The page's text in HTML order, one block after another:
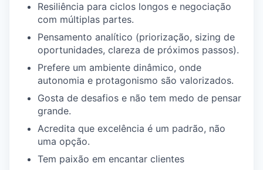
Resiliência para ciclos longos e negociação
com múltiplas partes.
Pensamento analítico (priorização, sizing de
oportunidades, clareza de próximos passos).
Prefere um ambiente dinâmico, onde
autonomia e protagonismo são valorizados.
Gosta de desafios e não tem medo de pensar
grande.
Acredita que excelência é um padrão, não
uma opção.
Tem paixão em encantar clientes